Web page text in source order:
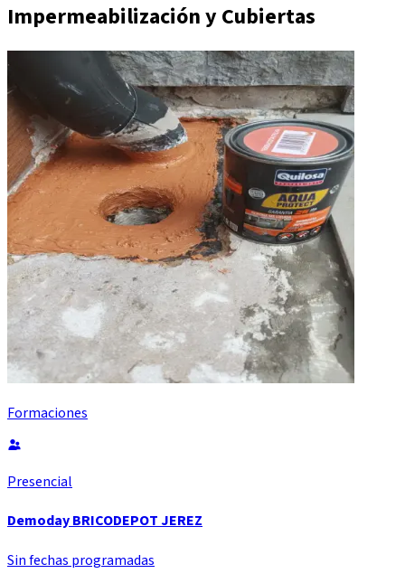
Impermeabilización y Cubiertas
Formaciones
Presencial
Demoday BRICODEPOT JEREZ
Sin fechas programadas